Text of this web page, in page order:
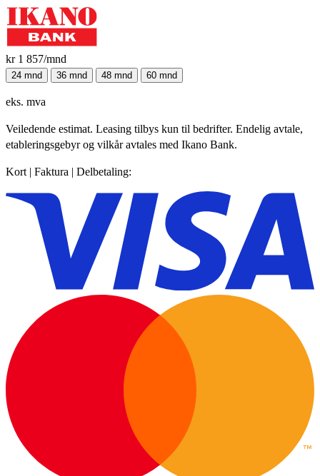
kr 1 857/mnd
24 mnd 36 mnd 48 mnd 60 mnd
eks. mva
Veiledende estimat. Leasing tilbys kun til bedrifter. Endelig avtale,
etableringsgebyr og vilkår avtales med Ikano Bank.
Kort | Faktura | Delbetaling: